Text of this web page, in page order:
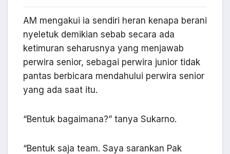
AM mengakui ia sendiri heran kenapa berani
nyeletuk demikian sebab secara ada
ketimuran seharusnya yang menjawab
perwira senior, sebagai perwira junior tidak
pantas berbicara mendahului perwira senior
yang ada saat itu.
“Bentuk bagaimana?” tanya Sukarno.
“Bentuk saja team. Saya sarankan Pak